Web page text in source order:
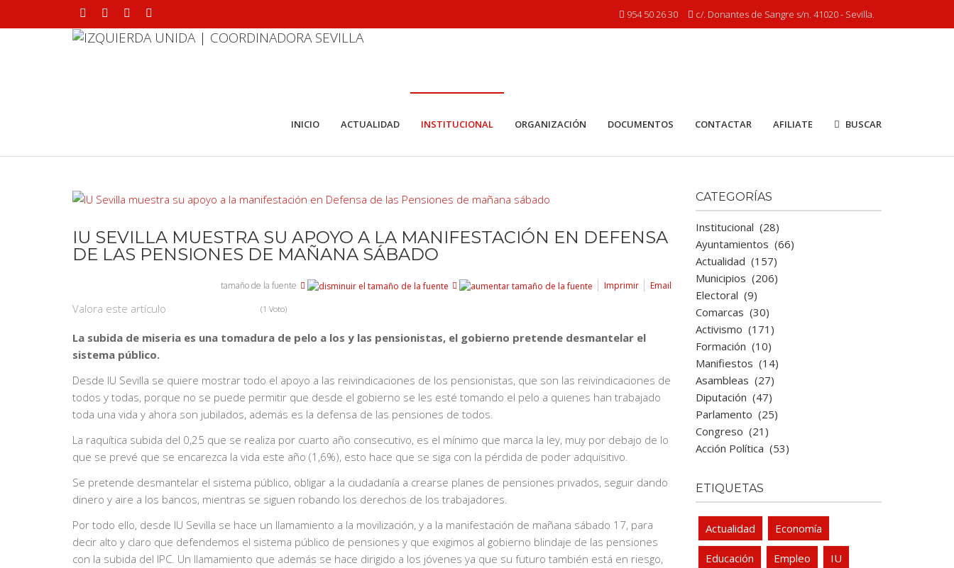
954 50 26 30 c/. Donantes de Sangre s/n. 41020 - Sevilla.
INICIO ACTUALIDAD INSTITUCIONAL ORGANIZACIÓN DOCUMENTOS CONTACTAR AFILIATE BUSCAR
IU SEVILLA MUESTRA SU APOYO A LA MANIFESTACIÓN EN DEFENSA
DE LAS PENSIONES DE MAÑANA SÁBADO
tamaño de la fuente Imprimir Email
Valora este artículo (1 Voto)
La subida de miseria es una tomadura de pelo a los y las pensionistas, el gobierno pretende desmantelar el
sistema público.
Desde IU Sevilla se quiere mostrar todo el apoyo a las reivindicaciones de los pensionistas, que son las reivindicaciones de
todos y todas, porque no se puede permitir que desde el gobierno se les esté tomando el pelo a quienes han trabajado
toda una vida y ahora son jubilados, además es la defensa de las pensiones de todos.
La raquítica subida del 0,25 que se realiza por cuarto año consecutivo, es el mínimo que marca la ley, muy por debajo de lo
que se prevé que se encarezca la vida este año (1,6%), esto hace que se siga con la pérdida de poder adquisitivo.
Se pretende desmantelar el sistema público, obligar a la ciudadanía a crearse planes de pensiones privados, seguir dando
dinero y aire a los bancos, mientras se siguen robando los derechos de los trabajadores.
Por todo ello, desde IU Sevilla se hace un llamamiento a la movilización, y a la manifestación de mañana sábado 17, para
decir alto y claro que defendemos el sistema público de pensiones y que exigimos al gobierno blindaje de las pensiones
con la subida del IPC. Un llamamiento que además se hace dirigido a los jóvenes ya que su futuro también está en riesgo,
CATEGORÍAS
Institucional (28)
Ayuntamientos (66)
Actualidad (157)
Municipios (206)
Electoral (9)
Comarcas (30)
Activismo (171)
Formación (10)
Manifiestos (14)
Asambleas (27)
Diputación (47)
Parlamento (25)
Congreso (21)
Acción Política (53)
ETIQUETAS
Actualidad Economía
Educación Empleo IU